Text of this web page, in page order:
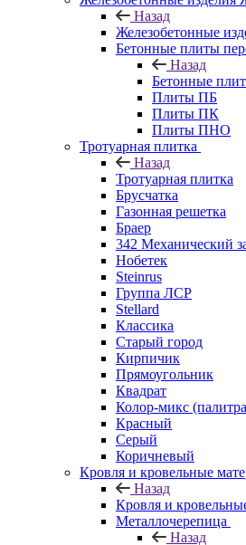
Назад
Железобетонные
Бетонные плиты
Назад
Бетонные
Плиты ПБ
Плиты ПК
Плиты ПНО
Тротуарная плитка
Назад
Тротуарная плитка
Брусчатка
Газонная решетка
Браер
342 Механический
Нобетек
Steinrus
Группа ЛСР
Stellard
Классика
Старый город
Кирпичик
Прямоугольник
Квадрат
Колор-микс
Красный
Серый
Коричневый
Кровля и кровельные
Назад
Кровля и
Металлочерепица
Назад